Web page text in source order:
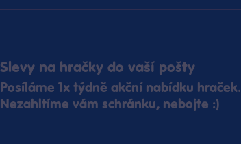
Slevy na hračky do vaší pošty
Posíláme 1x týdně akční nabídku hraček.
Nezahltíme vám schránku, nebojte :)